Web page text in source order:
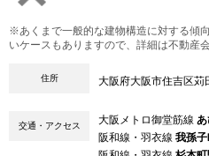
※あくまで一般的な建物構造に対する傾
いケースもありますので、詳細は不動産
住所 大阪府大阪市住吉区苅
交通・アクセス 大阪メトロ御堂筋線
阪和線・羽衣線 我孫